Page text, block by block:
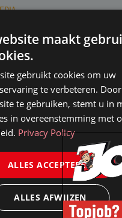
maakt
gebruikt cookies om uw
te verbeteren. Door
te gebruiken, stemt u in
in overeenstemming met
Privacy Policy
ALLES ACCEPTEREN
ALLES AFWIJZEN